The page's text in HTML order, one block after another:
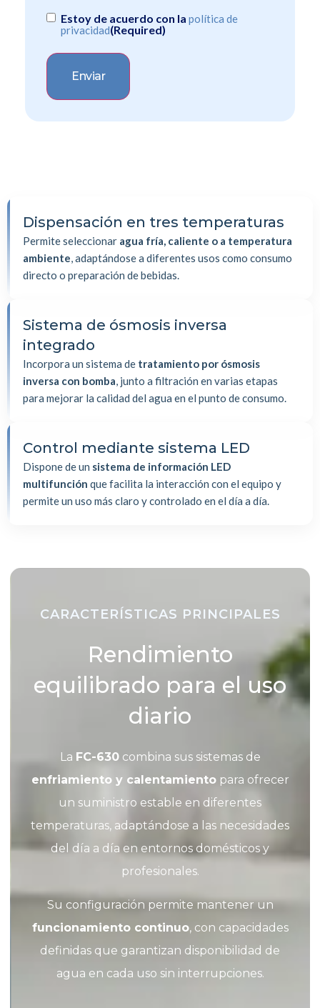
Consentimiento(Required)
Estoy de acuerdo con la política de
privacidad(Required)
Dispensación en tres temperaturas
Permite seleccionar agua fría, caliente o a temperatura
ambiente, adaptándose a diferentes usos como consumo
directo o preparación de bebidas.
Sistema de ósmosis inversa
integrado
Incorpora un sistema de tratamiento por ósmosis
inversa con bomba, junto a filtración en varias etapas
para mejorar la calidad del agua en el punto de consumo.
Control mediante sistema LED
Dispone de un sistema de información LED
multifunción que facilita la interacción con el equipo y
permite un uso más claro y controlado en el día a día.
CARACTERÍSTICAS PRINCIPALES
Rendimiento
equilibrado para el uso
diario
La FC-630combina sus sistemas de
enfriamiento y calentamientopara ofrecer
un suministro estable en diferentes
temperaturas, adaptándose a las necesidades
del día a día en entornos domésticos y
profesionales.
Su configuración permite mantener un
funcionamiento continuo, con capacidades
definidas que garantizan disponibilidad de
agua en cada uso sin interrupciones.